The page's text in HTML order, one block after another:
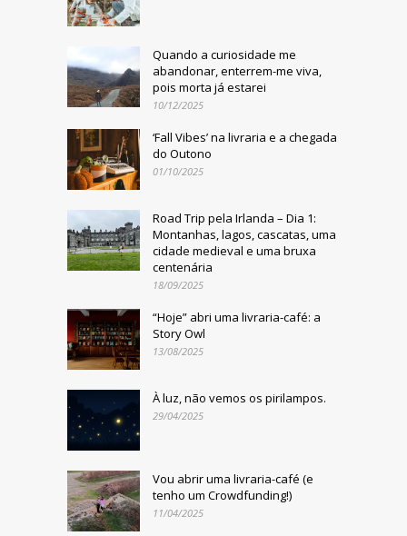
Quando a curiosidade me
abandonar, enterrem-me viva,
pois morta já estarei
10/12/2025
‘Fall Vibes’ na livraria e a chegada
do Outono
01/10/2025
Road Trip pela Irlanda – Dia 1:
Montanhas, lagos, cascatas, uma
cidade medieval e uma bruxa
centenária
18/09/2025
“Hoje” abri uma livraria-café: a
Story Owl
13/08/2025
À luz, não vemos os pirilampos.
29/04/2025
Vou abrir uma livraria-café (e
tenho um Crowdfunding!)
11/04/2025